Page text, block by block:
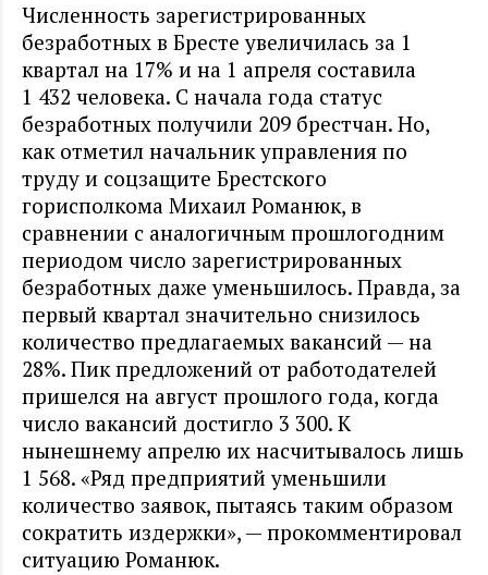
Численность зарегистрированных
безработных в Бресте увеличилась за 1
квартал на 17% и на 1 апреля составила
1 432 человека. C начала года статус
безработных получили 209 брестчан. Но,
как отметил начальник управления по
труду и соцзащите Брестского
горисполкома Михаил Романюк, в
сравнении с аналогичным прошлогодним
периодом число зарегистрированных
безработных даже уменьшилось. Правда, за
первый квартал значительно снизилось
количество предлагаемых вакансий — на
28%. Пик предложений от работодателей
пришелся на август прошлого года, когда
число вакансий достигло 3 300. К
нынешнему апрелю их насчитывалось лишь
1 568. «Ряд предприятий уменьшили
количество заявок, пытаясь таким образом
сократить издержки», — прокомментировал
ситуацию Романюк.